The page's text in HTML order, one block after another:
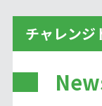
チャレンジ